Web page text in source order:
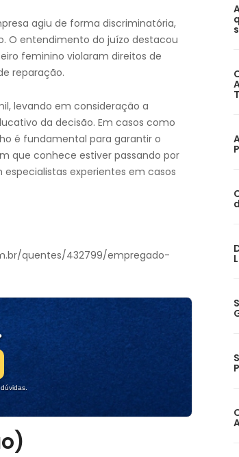
agiu de forma discriminatória,
O entendimento do juízo destacou
feminino violaram direitos de
reparação.
levando em consideração a
da decisão. Em casos como
é fundamental para garantir o
que conhece estiver passando por
experientes em casos
quentes/432799/empregado-